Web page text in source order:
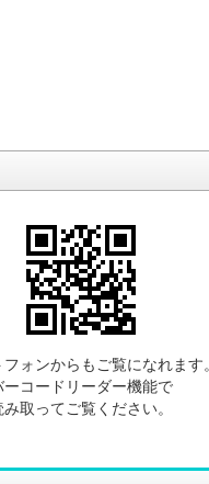
ォンからもご覧になれます。
ーコードリーダー機能で
取ってご覧ください。